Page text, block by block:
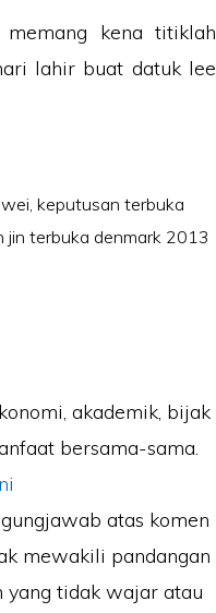
kena titiklah
lahir buat datuk lee
keputusan terbuka
terbuka denmark 2013
akademik, bijak
bersama-sama.
atas komen
mewakili pandangan
yang tidak wajar atau